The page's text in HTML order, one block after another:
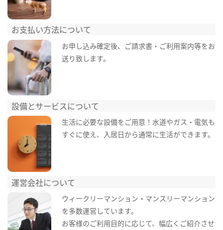
お支払い方法について
お申し込み確定後、ご請求書・ご利用案内等をお
送り致します。
設備とサービスについて
生活に必要な設備をご用意！水道やガス・電気も
すぐに使え、入居日から通常に生活ができます。
運営会社について
ウィークリーマンション・マンスリーマンション
を多数運営しています。
お客様のご利用目的に応じて、幅広くご紹介させ